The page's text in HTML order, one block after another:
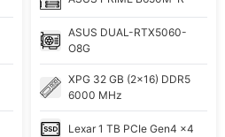
ASUS DUAL-RTX5060-
O8G
XPG 32 GB (2x16) DDR5
6000 MHz
Lexar 1 TB PCIe Gen4 x4